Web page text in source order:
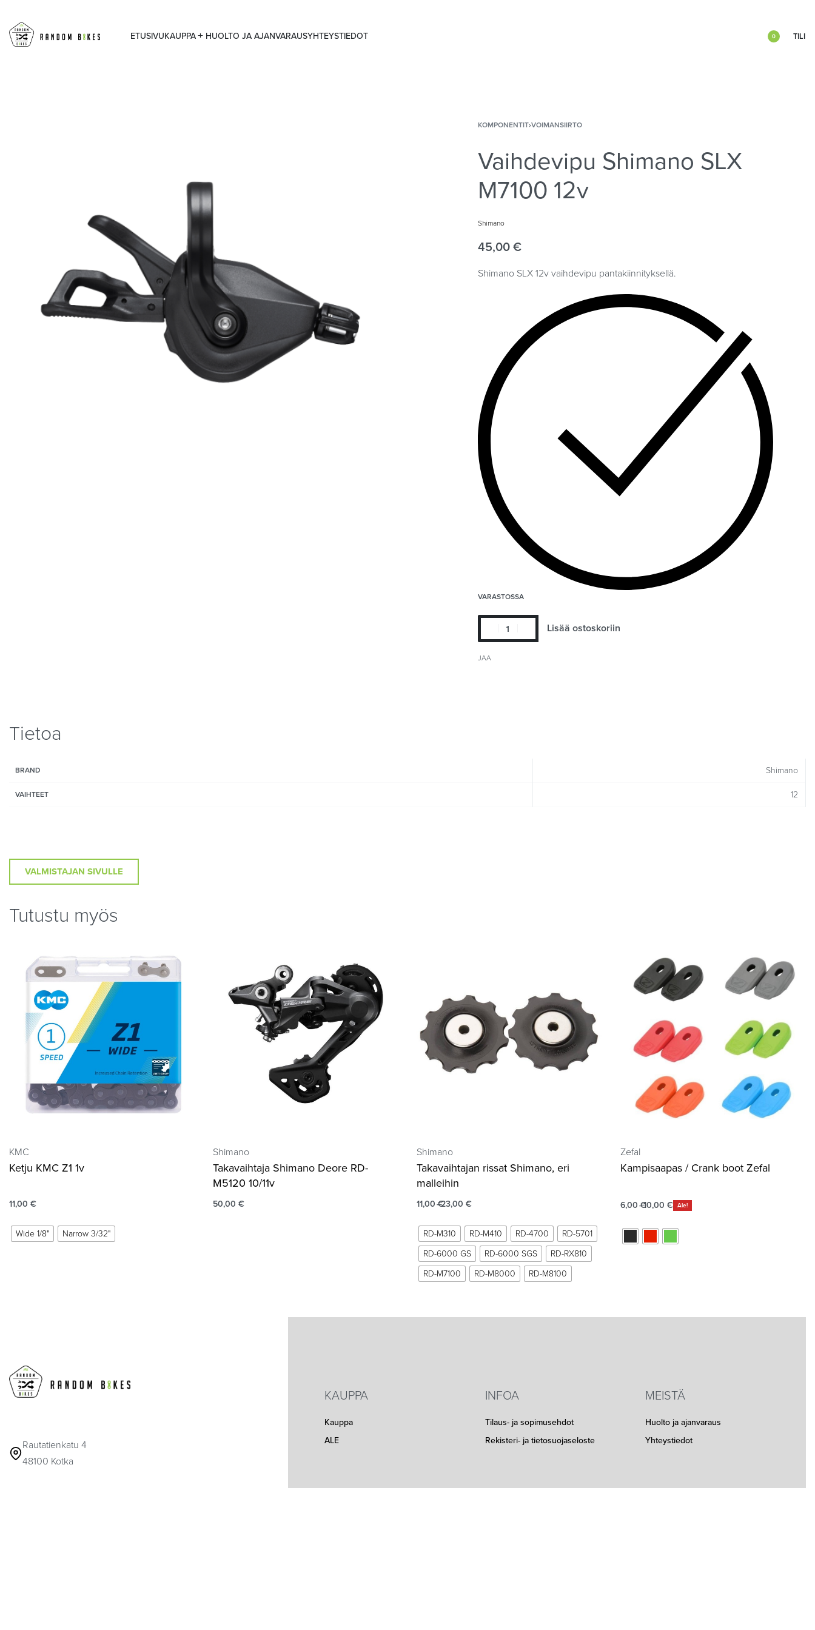
ETUSIVUKAUPPA HUOLTO JA AJANVARAUSYHTEYSTIEDOT 0 TILI
KOMPONENTIT›VOIMANSIIRTO
Vaihdevipu Shimano SLX
M7100 12v
Shimano
45,00 €
Shimano SLX 12v vaihdevipu pantakiinnityksellä.
VARASTOSSA
Lisää ostoskoriin
JAA
Tietoa
BRAND Shimano
VAIHTEET 12
VALMISTAJAN SIVULLE
Tutustu myös
KMC
Ketju KMC Z1 1v
11,00 €
Wide 1/8" Narrow 3/32"
Shimano
Takavaihtaja Shimano Deore RD-
M5120 10/11v
50,00 €
Shimano
Takavaihtajan rissat Shimano, eri
malleihin
11,00€23,00 €
RD-M310 RD-M410 RD-4700
RD-5701
RD-6000 GS
RD-6000 SGS
RD-RX810
RD-M7100
RD-M8000 RD-M8100
Zefal
Kampisaapas / Crank boot Zefal
6,00€10,00 € Ale!
Rautatienkatu 4
48100 Kotka
KAUPPA
Kauppa
ALE
INFOA
Tilaus- ja sopimusehdot
Rekisteri- ja tietosuojaseloste
MEISTÄ
Huolto ja ajanvaraus
Yhteystiedot